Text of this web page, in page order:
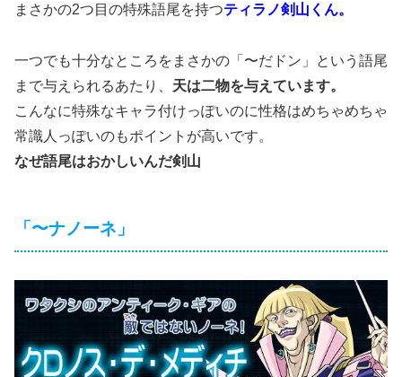
まさかの2つ目の特殊語尾を持つティラノ剣山くん。
一つでも十分なところをまさかの「〜だドン」という語尾
まで与えられるあたり、 天は二物を与えています。
こんなに特殊なキャラ付けっぽいのに性格はめちゃめちゃ
常識人っぽいのもポイントが高いです。
なぜ語尾はおかしいんだ剣山
「〜ナノーネ」